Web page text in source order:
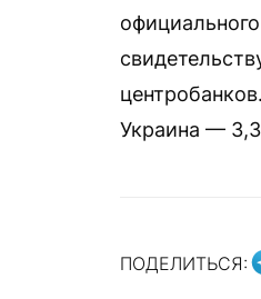
Украина —
ПОДЕЛИТЬСЯ: